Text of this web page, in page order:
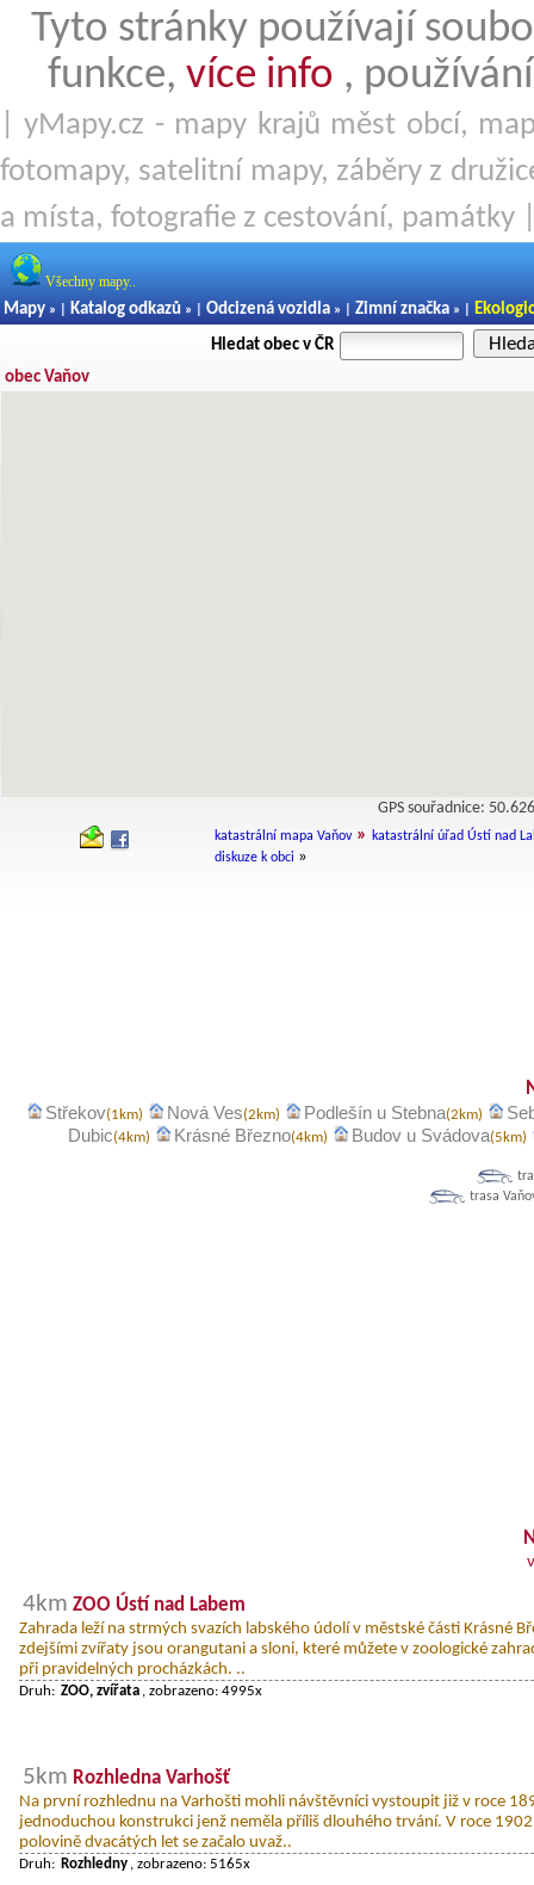
Tyto stránky používají
funkce, více info ,
| yMapy.cz - mapy krajů měst obcí,
fotomapy, satelitní mapy, záběry z
a místa, fotografie z cestování, památky
Všechny mapy..
Mapy » | Katalog odkazů » | Odcizená vozidla » | Zimní značka » |
Hledat obec v ČR
obec Vaňov
GPS souřadnice:
katastrální mapa Vaňov» katastrální úřad Ústí nad
diskuze k obci »
Střekov(1km) Nová Ves(2km) Podlešín u Stebna(2km)
Dubic(4km) Krásné Březno(4km) Budov u Svádova(5km)
trasa
4km ZOO Ústí nad Labem
Zahrada leží na strmých svazích labského údolí v městské části Krásné
zdejšími zvířaty jsou orangutani a sloni, které můžete v zoologické
při pravidelných procházkách. ..
Druh: ZOO, zvířata , zobrazeno: 4995x
5km Rozhledna Varhošť
Na první rozhlednu na Varhošti mohli návštěvníci vystoupit již v roce
jednoduchou konstrukci jenž neměla příliš dlouhého trvání. V roce
polovině dvacátých let se začalo uvaž..
Druh: Rozhledny , zobrazeno: 5165x